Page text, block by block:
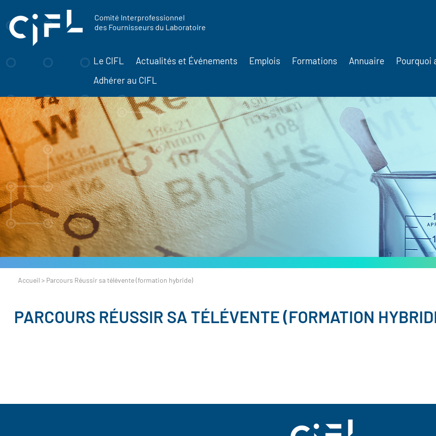
Comité Interprofessionnel
des Fournisseurs du Laboratoire
Le CIFL Actualités et Événements Emplois Formations Annuaire Pourquoi
Adhérer au CIFL
Accueil > Parcours Réussir sa télévente (formation hybride)
PARCOURS RÉUSSIR SA TÉLÉVENTE (FORMATION